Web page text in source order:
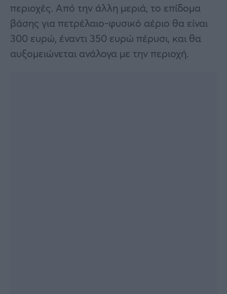
περιοχές. Από την άλλη μεριά, το επίδομα
βάσης για πετρέλαιο-φυσικό αέριο θα είναι
300 ευρώ, έναντι 350 ευρώ πέρυσι, και θα
αυξομειώνεται ανάλογα με την περιοχή.